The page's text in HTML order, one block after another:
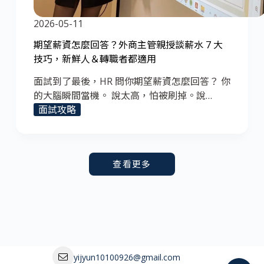
2026-05-11
期望薪資怎麼回答？外商主管親授談薪水 7 大
技巧，新鮮人＆轉職者都適用
面試到了最後，HR 問你期望薪資怎麼回答？ 你
的大腦瞬間當機。 說太高，怕被刷掉。說…
面試攻略
查看更多
yijyun10100926@gmail.com